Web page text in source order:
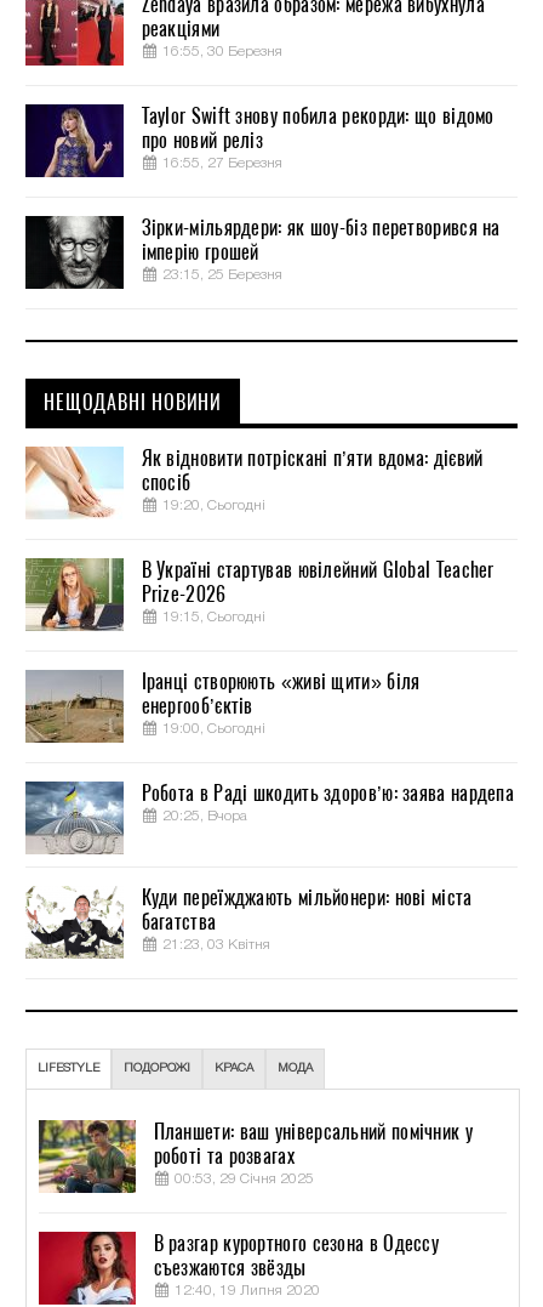
реакціями
16:55, 30 Березня
Taylor Swift знову побила рекорди: що відомо
про новий реліз
16:55, 27 Березня
Зірки-мільярдери: як шоу-біз перетворився на
імперію грошей
23:15, 25 Березня
НЕЩОДАВНІ НОВИНИ
Як відновити потріскані п’яти вдома: дієвий
спосіб
19:20, Сьогодні
В Україні стартував ювілейний Global Teacher
Prize-2026
19:15, Сьогодні
Іранці створюють «живі щити» біля
енергооб’єктів
19:00, Сьогодні
Робота в Раді шкодить здоров’ю: заява нардепа
20:25, Вчора
Куди переїжджають мільйонери: нові міста
багатства
21:23, 03 Квітня
LIFESTYLE ПОДОРОЖІ КРАСА МОДА
Планшети: ваш універсальний помічник у
роботі та розвагах
00:53, 29 Січня 2025
В разгар курортного сезона в Одессу
съезжаются звёзды
12:40, 19 Липня 2020